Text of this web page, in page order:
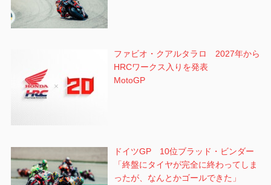
ファビオ・クアルタラロ 2027年から
HRCワークス入りを発表
MotoGP
ドイツGP 10位ブラッド・ビンダー
「終盤にタイヤが完全に終わってしま
ったが、なんとかゴールできた」